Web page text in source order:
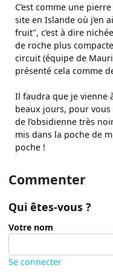
C’est comme une
site en Islande où j’en
fruit", c’est à dire
de roche plus
circuit (équipe de
présenté cela comme
Il faudra que je vienne
beaux jours, pour vous
de l’obsidienne très
mis dans la poche de
poche !
Commenter
Qui êtes-vous ?
Votre nom
Se connecter